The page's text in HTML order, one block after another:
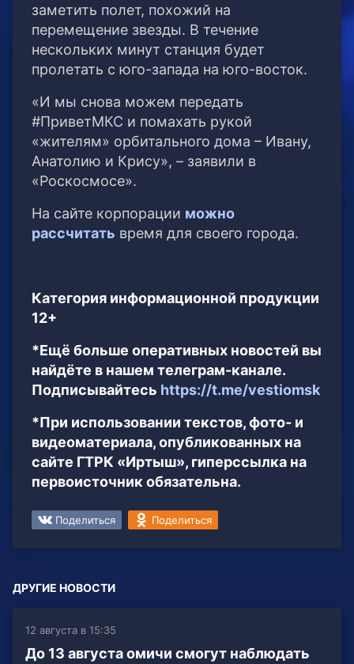
заметить полет, похожий на
перемещение звезды. В течение
нескольких минут станция будет
пролетать с юго-запада на юго-восток.
«И мы снова можем передать
#ПриветМКС и помахать рукой
«жителям» орбитального дома – Ивану,
Анатолию и Крису», – заявили в
«Роскосмосе».
На сайте корпорации можно
рассчитать время для своего города.
Категория информационной продукции
12+
*Ещё больше оперативных новостей вы
найдёте в нашем телеграм-канале.
Подписывайтесь https://t.me/vestiomsk
*При использовании текстов, фото- и
видеоматериала, опубликованных на
сайте ГТРК «Иртыш», гиперссылка на
первоисточник обязательна.
Поделиться Поделиться
ДРУГИЕ НОВОСТИ
12 августа в 15:35
До 13 августа омичи смогут наблюдать